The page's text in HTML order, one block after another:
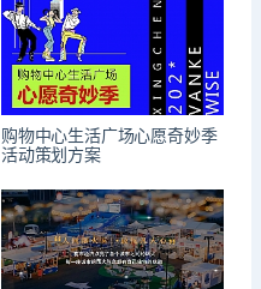
购物中心生活广场心愿奇妙季
活动策划方案